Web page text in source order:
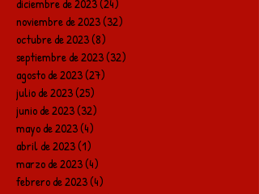
diciembre de 2023(24)
noviembre de 2023(32)
octubre de 2023(8)
septiembre de 2023(32)
agosto de 2023(27)
julio de 2023(25)
junio de 2023(32)
mayo de 2023(4)
abril de 2023(1)
marzo de 2023(4)
febrero de 2023(4)